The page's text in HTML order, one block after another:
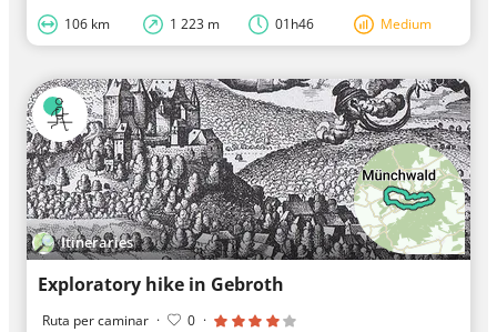
106 km 1 223 m 01h46 Medium
Itineraries
Exploratory hike in Gebroth
Ruta per caminar · 0 ·